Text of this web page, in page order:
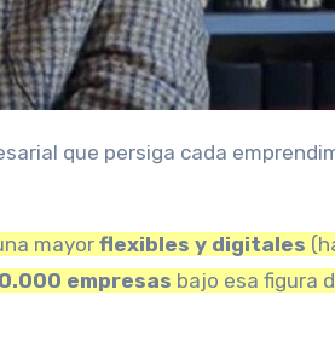
mayor flexibles y digitales
empresas bajo esa figura